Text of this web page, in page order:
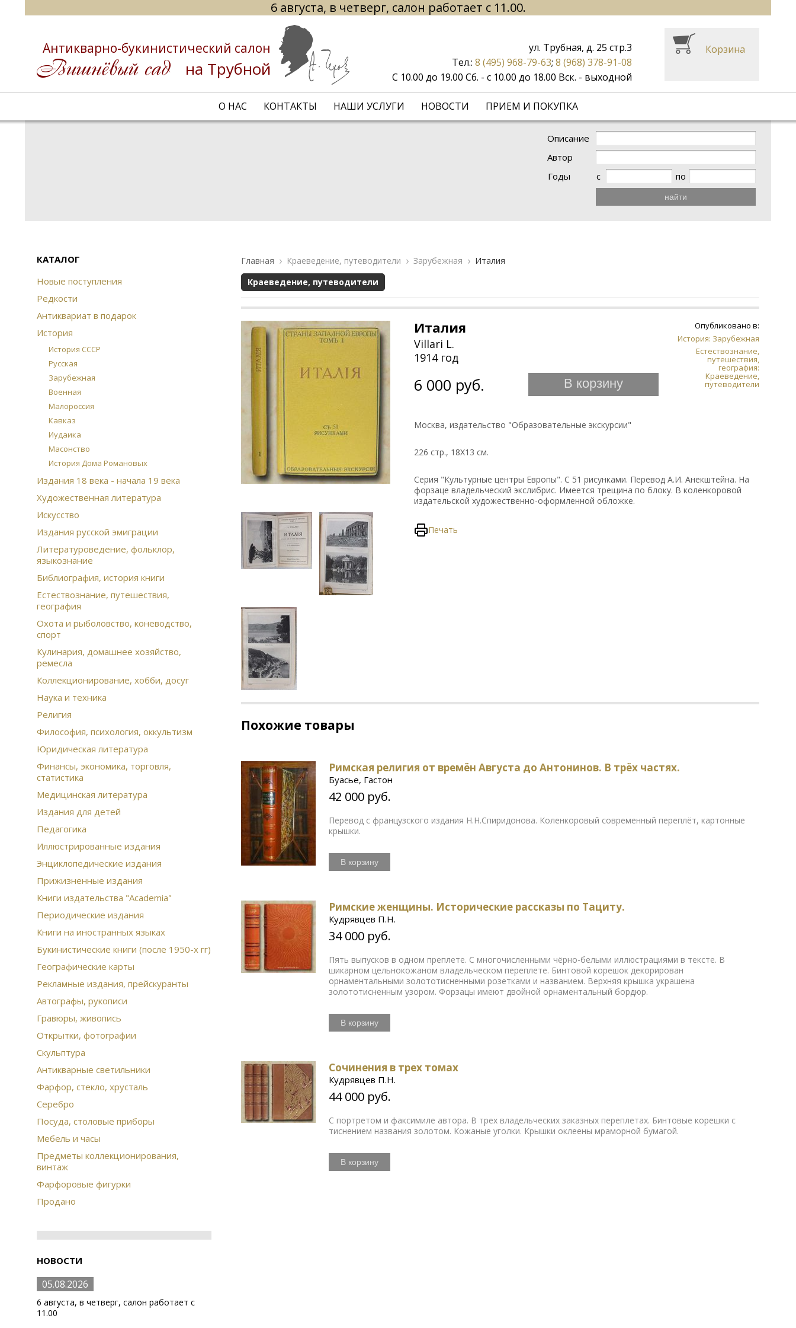
6 августа, в четверг, салон работает с 11.00.
Антикварно-букинистический салон
на Трубной
О НАС КОНТАКТЫ НАШИ УСЛУГИ НОВОСТИ ПРИЕМ И ПОКУПКА
ул. Трубная, д. 25 стр.3
Тел.: 8 (495) 968-79-63; 8 (968) 378-91-08
С 10.00 до 19.00 Сб. - с 10.00 до 18.00 Вск. - выходной
Корзина
Описание
Автор
Годы
с по
найти
КАТАЛОГ
Новые поступления
Редкости
Антиквариат в подарок
История
История СССР
Русская
Зарубежная
Военная
Малороссия
Кавказ
Иудаика
Масонство
История Дома Романовых
Издания 18 века - начала 19 века
Художественная литература
Искусство
Издания русской эмиграции
Литературоведение, фольклор,
языкознание
Библиография, история книги
Естествознание, путешествия,
география
Охота и рыболовство, коневодство,
спорт
Кулинария, домашнее хозяйство,
ремесла
Коллекционирование, хобби, досуг
Наука и техника
Религия
Философия, психология, оккультизм
Юридическая литература
Финансы, экономика, торговля,
статистика
Медицинская литература
Издания для детей
Педагогика
Иллюстрированные издания
Энциклопедические издания
Прижизненные издания
Книги издательства "Academia"
Периодические издания
Книги на иностранных языках
Букинистические книги (после 1950-х гг)
Географические карты
Рекламные издания, прейскуранты
Автографы, рукописи
Гравюры, живопись
Открытки, фотографии
Скульптура
Антикварные светильники
Фарфор, стекло, хрусталь
Серебро
Посуда, столовые приборы
Мебель и часы
Предметы коллекционирования,
винтаж
Фарфоровые фигурки
Продано
НОВОСТИ
05.08.2026
6 августа, в четверг, салон работает с
11.00
Главная Краеведение, путеводители Зарубежная
Италия
Краеведение, путеводители
Опубликовано в:
История: Зарубежная
Естествознание,
путешествия,
география:
Краеведение,
путеводители
Италия
Villari L.
1914 год
6 000 руб. В корзину
Москва, издательство "Образовательные экскурсии"
226 стр., 18Х13 см.
Серия "Культурные центры Европы". С 51 рисунками. Перевод А.И. Анекштейна. На
форзаце владельческий экслибрис. Имеется трещина по блоку. В коленкоровой
издательской художественно-оформленной обложке.
Печать
Похожие товары
Римская религия от времён Августа до Антонинов. В трёх частях.
Буасье, Гастон
42 000 руб.
Перевод с французского издания Н.Н.Спиридонова. Коленкоровый современный переплёт, картонные
крышки.
В корзину
Римские женщины. Исторические рассказы по Тациту.
Кудрявцев П.Н.
34 000 руб.
Пять выпусков в одном преплете. С многочисленными чёрно-белыми иллюстрациями в тексте. В
шикарном цельнокожаном владельческом переплете. Бинтовой корешок декорирован
орнаментальными золототисненными розетками и названием. Верхняя крышка украшена
золототисненным узором. Форзацы имеют двойной орнаментальный бордюр.
В корзину
Сочинения в трех томах
Кудрявцев П.Н.
44 000 руб.
С портретом и факсимиле автора. В трех владельческих заказных переплетах. Бинтовые корешки с
тиснением названия золотом. Кожаные уголки. Крышки оклеены мраморной бумагой.
В корзину